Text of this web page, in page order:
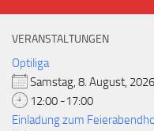
VERANSTALTUNGEN
Optiliga
Samstag, 8. August,
12:00 -17:00
Einladung zum